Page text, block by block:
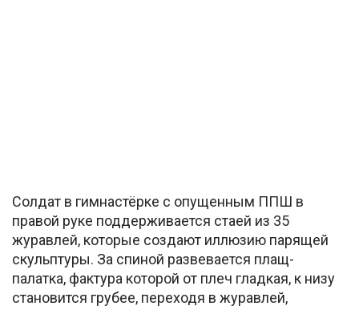
Солдат в гимнастёрке с опущенным ППШ в
правой руке поддерживается стаей из 35
журавлей, которые создают иллюзию парящей
скульптуры. За спиной развевается плащ-
палатка, фактура которой от плеч гладкая, к низу
становится грубее, переходя в журавлей,